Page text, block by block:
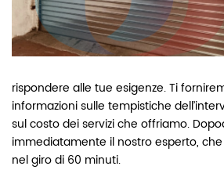
rispondere alle tue esigenze. Ti
informazioni sulle tempistiche
sul costo dei servizi che offriamo.
immediatamente il nostro esperto,
nel giro di 60 minuti.